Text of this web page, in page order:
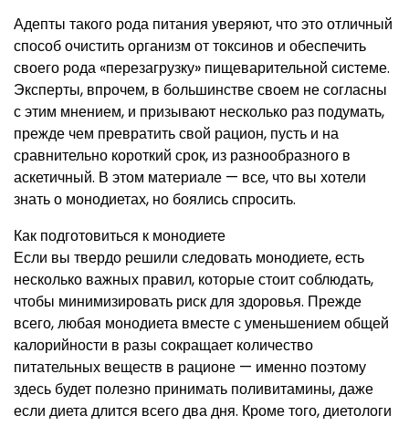
Адепты такого рода питания уверяют, что это отличный
способ очистить организм от токсинов и обеспечить
своего рода «перезагрузку» пищеварительной системе.
Эксперты, впрочем, в большинстве своем не согласны
с этим мнением, и призывают несколько раз подумать,
прежде чем превратить свой рацион, пусть и на
сравнительно короткий срок, из разнообразного в
аскетичный. В этом материале — все, что вы хотели
знать о монодиетах, но боялись спросить.
Как подготовиться к монодиете
Если вы твердо решили следовать монодиете, есть
несколько важных правил, которые стоит соблюдать,
чтобы минимизировать риск для здоровья. Прежде
всего, любая монодиета вместе с уменьшением общей
калорийности в разы сокращает количество
питательных веществ в рационе — именно поэтому
здесь будет полезно принимать поливитамины, даже
если диета длится всего два дня. Кроме того, диетологи